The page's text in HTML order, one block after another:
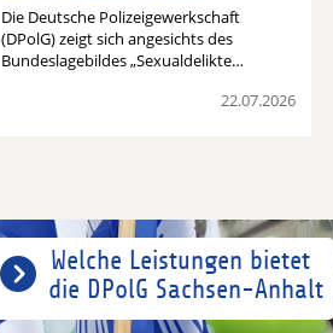
Die Deutsche Polizeigewerkschaft
(DPolG) zeigt sich angesichts des
Bundeslagebildes „Sexualdelikte…
22.07.2026
Welche Leistungen bietet
die DPolG Sachsen-Anhalt